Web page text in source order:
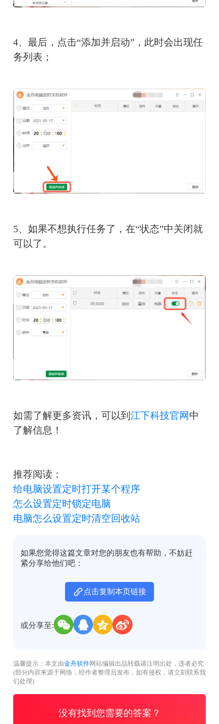
4、最后，点击“添加并启动”，此时会出现任
务列表；
5、如果不想执行任务了，在“状态”中关闭就
可以了。
如需了解更多资讯，可以到 江下科技官网中
了解信息！
推荐阅读：
给电脑设置定时打开某个程序
怎么设置定时锁定电脑
电脑怎么设置定时清空回收站
如果您觉得这篇文章对您的朋友也有帮助，不妨赶
紧分享给他们吧：
点击复制本页链接
或分享至:
温馨提示：本文由金舟软件网站编辑出品转载请注明出处，违者必究
(部分内容来源于网络，经作者整理后发布，如有侵权，请立刻联系我
们处理)
没有找到您需要的答案？